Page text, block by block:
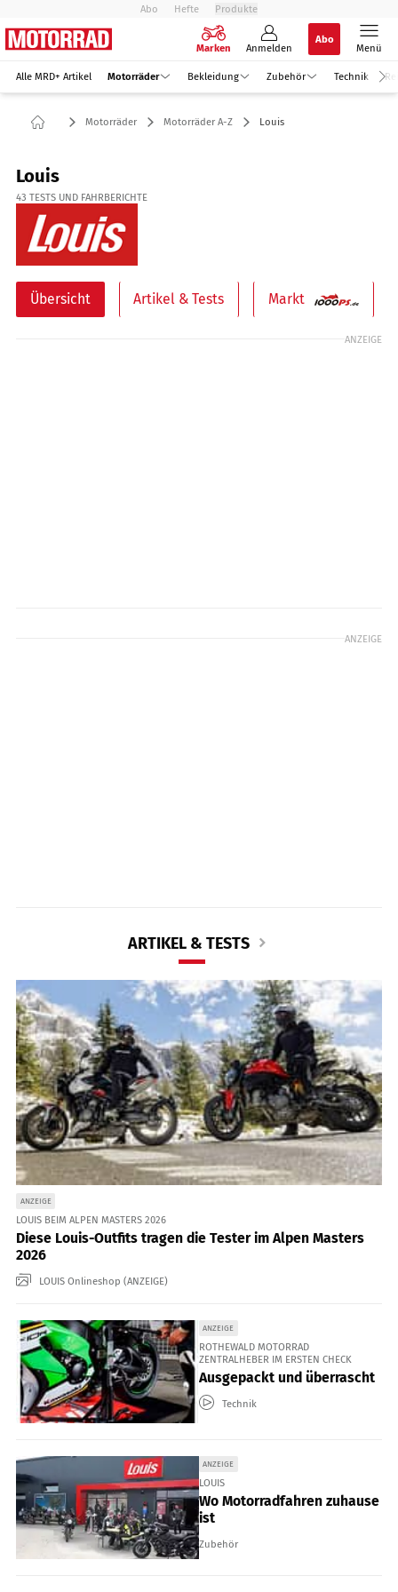
Abo Hefte Produkte
Marken Anmelden
Abo
Menü
Alle MRD+ Artikel Motorräder Bekleidung Zubehör Technik
Motorräder Motorräder A-Z Louis
Louis
43 TESTS UND FAHRBERICHTE
Übersicht Artikel & Tests Markt
ANZEIGE
ANZEIGE
ARTIKEL & TESTS
ANZEIGE
LOUIS BEIM ALPEN MASTERS 2026
Diese Louis-Outfits tragen die Tester im Alpen Masters
2026
LOUIS Onlineshop (ANZEIGE)
ANZEIGE
ROTHEWALD MOTORRAD
ZENTRALHEBER IM ERSTEN CHECK
Ausgepackt und überrascht
Technik
ANZEIGE
LOUIS
Wo Motorradfahren zuhause
ist
Zubehör